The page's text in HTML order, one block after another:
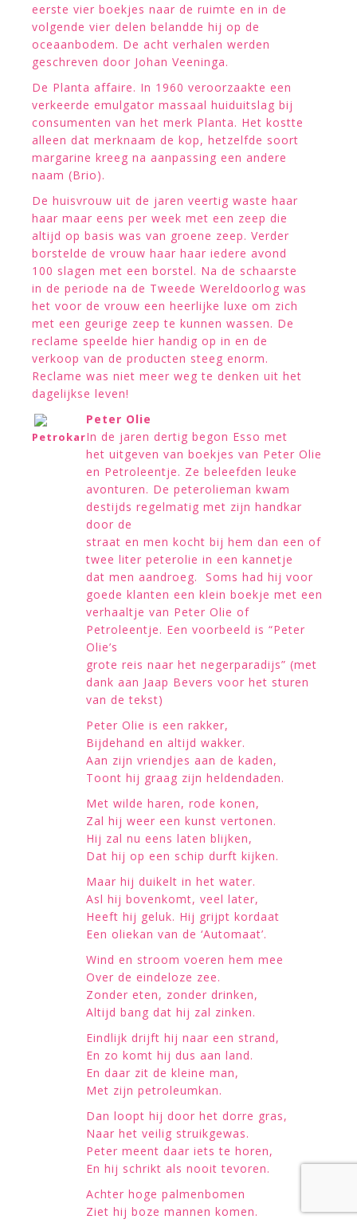
eerste vier boekjes naar de ruimte en in de
volgende vier delen belandde hij op de
oceaanbodem. De acht verhalen werden
geschreven door Johan Veeninga.
De Planta affaire. In 1960 veroorzaakte een
verkeerde emulgator massaal huiduitslag bij
consumenten van het merk Planta. Het kostte
alleen dat merknaam de kop, hetzelfde soort
margarine kreeg na aanpassing een andere
naam (Brio).
De huisvrouw uit de jaren veertig waste haar
haar maar eens per week met een zeep die
altijd op basis was van groene zeep. Verder
borstelde de vrouw haar haar iedere avond
100 slagen met een borstel. Na de schaarste
in de periode na de Tweede Wereldoorlog was
het voor de vrouw een heerlijke luxe om zich
met een geurige zeep te kunnen wassen. De
reclame speelde hier handig op in en de
verkoop van de producten steeg enorm.
Reclame was niet meer weg te denken uit het
dagelijkse leven!
Petrokar
Peter Olie
In de jaren dertig begon Esso met
het uitgeven van boekjes van Peter Olie
en Petroleentje. Ze beleefden leuke
avonturen. De peterolieman kwam
destijds regelmatig met zijn handkar
door de
straat en men kocht bij hem dan een of
twee liter peterolie in een kannetje
dat men aandroeg. Soms had hij voor
goede klanten een klein boekje met een
verhaaltje van Peter Olie of
Petroleentje. Een voorbeeld is “Peter
Olie’s
grote reis naar het negerparadijs” (met
dank aan Jaap Bevers voor het sturen
van de tekst)
Peter Olie is een rakker,
Bijdehand en altijd wakker.
Aan zijn vriendjes aan de kaden,
Toont hij graag zijn heldendaden.
Met wilde haren, rode konen,
Zal hij weer een kunst vertonen.
Hij zal nu eens laten blijken,
Dat hij op een schip durft kijken.
Maar hij duikelt in het water.
Asl hij bovenkomt, veel later,
Heeft hij geluk. Hij grijpt kordaat
Een oliekan van de ‘Automaat’.
Wind en stroom voeren hem mee
Over de eindeloze zee.
Zonder eten, zonder drinken,
Altijd bang dat hij zal zinken.
Eindlijk drijft hij naar een strand,
En zo komt hij dus aan land.
En daar zit de kleine man,
Met zijn petroleumkan.
Dan loopt hij door het dorre gras,
Naar het veilig struikgewas.
Peter meent daar iets te horen,
En hij schrikt als nooit tevoren.
Achter hoge palmenbomen
Ziet hij boze mannen komen.